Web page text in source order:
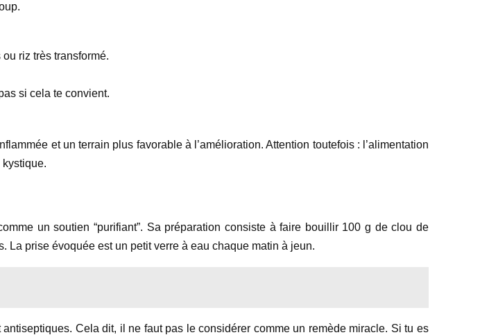
riz très transformé.
si cela te convient.
et un terrain plus favorable à l’amélioration. Attention toutefois : l’alimentation
un soutien “purifiant”. Sa préparation consiste à faire bouillir 100 g de clou de
La prise évoquée est un petit verre à eau chaque matin à jeun.
Cela dit, il ne faut pas le considérer comme un remède miracle. Si tu es